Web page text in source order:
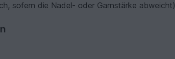
sofern die Nadel- oder Garnstärke abweicht)